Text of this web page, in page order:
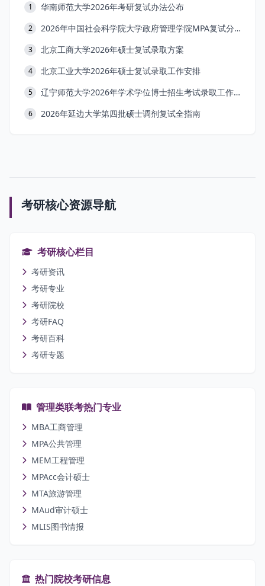
1 华南师范大学2026年考研复试办法公布
2 2026年中国社会科学院大学政府管理学院MPA复试分数线公布
3 北京工商大学2026年硕士复试录取方案
4 北京工业大学2026年硕士复试录取工作安排
5 辽宁师范大学2026年学术学位博士招生考试录取工作办法
6 2026年延边大学第四批硕士调剂复试全指南
考研核心资源导航
考研核心栏目
考研资讯
考研专业
考研院校
考研FAQ
考研百科
考研专题
管理类联考热门专业
MBA工商管理
MPA公共管理
MEM工程管理
MPAcc会计硕士
MTA旅游管理
MAud审计硕士
MLIS图书情报
热门院校考研信息